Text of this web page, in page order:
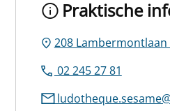
Praktische
208 Lambermontlaan
02 245 27 81